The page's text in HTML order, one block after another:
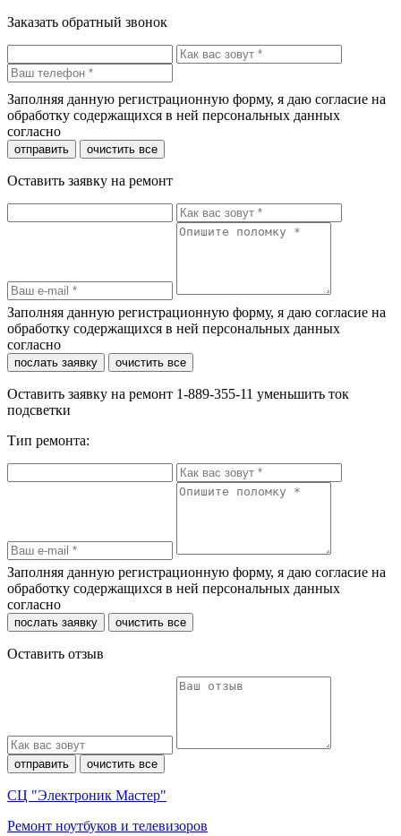
Заказать обратный звонок
Заполняя данную регистрационную форму, я даю согласие на
обработку содержащихся в ней персональных данных
согласно
отправить очистить все
Оставить заявку на ремонт
Заполняя данную регистрационную форму, я даю согласие на
обработку содержащихся в ней персональных данных
согласно
послать заявку очистить все
Оставить заявку на ремонт 1-889-355-11 уменьшить ток
подсветки
Тип ремонта:
Заполняя данную регистрационную форму, я даю согласие на
обработку содержащихся в ней персональных данных
согласно
послать заявку очистить все
Оставить отзыв
отправить очистить все
СЦ "Электроник Мастер"
Ремонт ноутбуков и телевизоров